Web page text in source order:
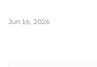
Jun 16, 2026